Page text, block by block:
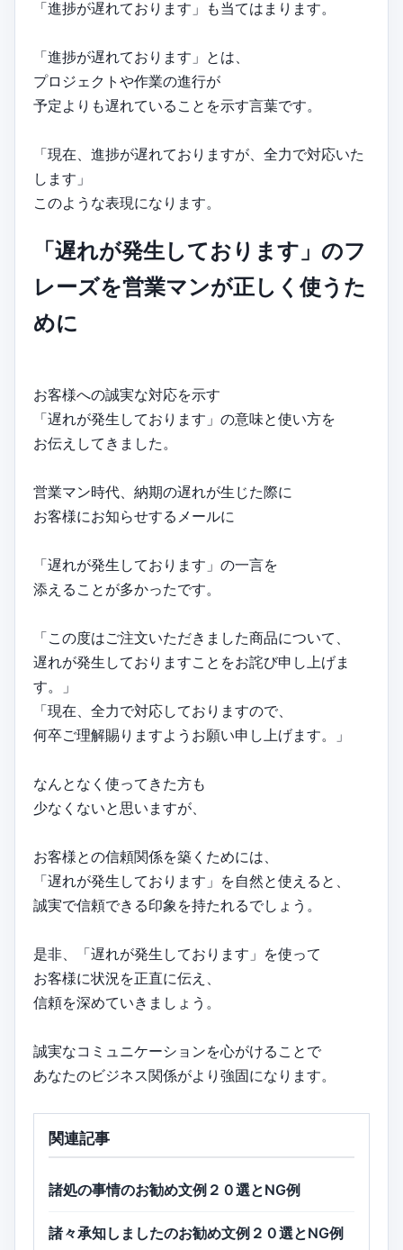
「進捗が遅れております」も当てはまります。
「進捗が遅れております」とは、
プロジェクトや作業の進行が
予定よりも遅れていることを示す言葉です。
「現在、進捗が遅れておりますが、全力で対応いた
します」
このような表現になります。
「遅れが発生しております」のフ
レーズを営業マンが正しく使うた
めに
お客様への誠実な対応を示す
「遅れが発生しております」の意味と使い方を
お伝えしてきました。
営業マン時代、納期の遅れが生じた際に
お客様にお知らせするメールに
「遅れが発生しております」の一言を
添えることが多かったです。
「この度はご注文いただきました商品について、
遅れが発生しておりますことをお詫び申し上げま
す。」
「現在、全力で対応しておりますので、
何卒ご理解賜りますようお願い申し上げます。」
なんとなく使ってきた方も
少なくないと思いますが、
お客様との信頼関係を築くためには、
「遅れが発生しております」を自然と使えると、
誠実で信頼できる印象を持たれるでしょう。
是非、「遅れが発生しております」を使って
お客様に状況を正直に伝え、
信頼を深めていきましょう。
誠実なコミュニケーションを心がけることで
あなたのビジネス関係がより強固になります。
関連記事
諸処の事情のお勧め文例２０選とNG例
諸々承知しましたのお勧め文例２０選とNG例